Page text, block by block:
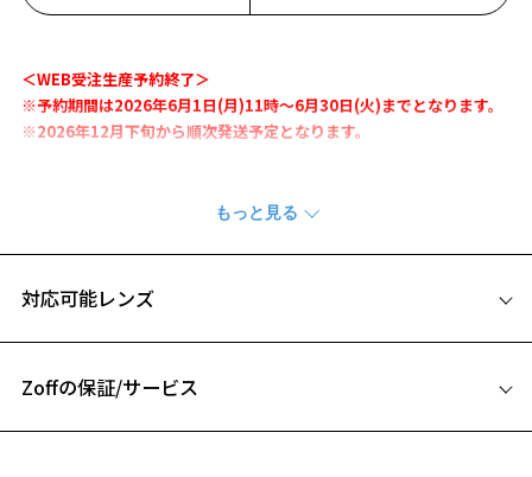
＜WEB受注生産予約終了＞
※予約期間は2026年6月1日(月)11時～6月30日(火)までとなります。
※2026年12月下旬から順次発送予定となります。
放送30周年を迎えた大人気TVアニメ「名探偵コナン」とZoffのコラボ
6人のキャラクターをモチーフにしたメガネが登場。
【大判メガネ拭き】
キャラクターのモチーフを散りばめた30cm×30cmの大判メガネ拭
メガネはもちろん、パソコンのディスプレイや鏡などのクリーニング
対応可能レンズ
フレームとレンズの合計料金を知りたい方へ
Zoffの保証/サービス